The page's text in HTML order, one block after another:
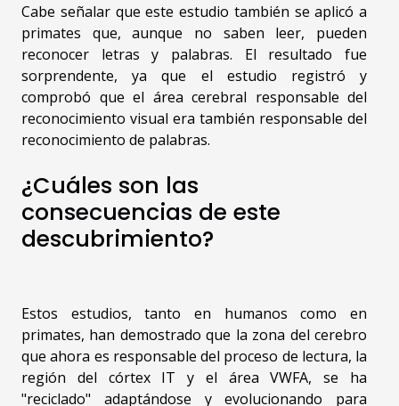
Cabe señalar que este estudio también se aplicó a
primates que, aunque no saben leer, pueden
reconocer letras y palabras. El resultado fue
sorprendente, ya que el estudio registró y
comprobó que el área cerebral responsable del
reconocimiento visual era también responsable del
reconocimiento de palabras.
¿Cuáles son las
consecuencias de este
descubrimiento?
Estos estudios, tanto en humanos como en
primates, han demostrado que la zona del cerebro
que ahora es responsable del proceso de lectura, la
región del córtex IT y el área VWFA, se ha
"reciclado" adaptándose y evolucionando para